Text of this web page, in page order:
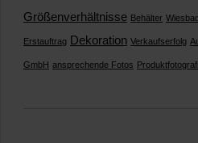
Größenverhältnisse Behälter
Erstauftrag Dekoration Verkaufserfolg
GmbH ansprechende Fotos